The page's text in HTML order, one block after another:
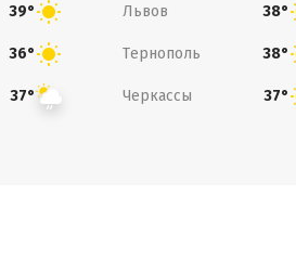
39° Львов 38°
36° Тернополь 38°
37° Черкассы 37°